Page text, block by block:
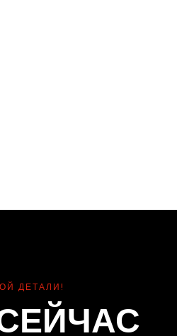
ДЕТАЛИ!